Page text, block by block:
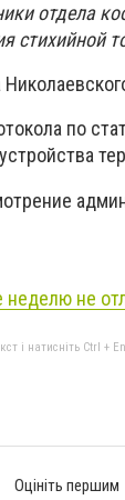
отдела
стихийной
по
не
і натисніть Ctrl +
Оцініть першим